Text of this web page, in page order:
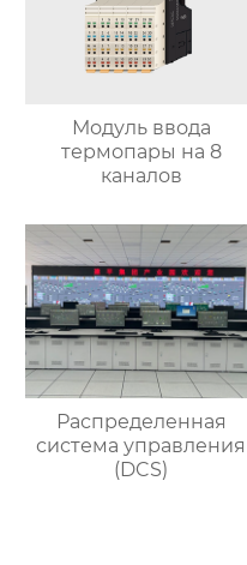
Модуль ввода
термопары на 8
каналов
Распределенная
система управления
(DCS)